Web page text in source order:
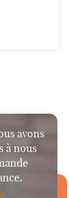
avons
à nous